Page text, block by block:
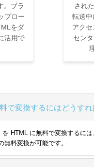
。ブラ
プロー
をダ
活用で
され
転送
アク
セン
で変換するにはどうすれ
HTML に無料で変換するに
無料変換が可能です。